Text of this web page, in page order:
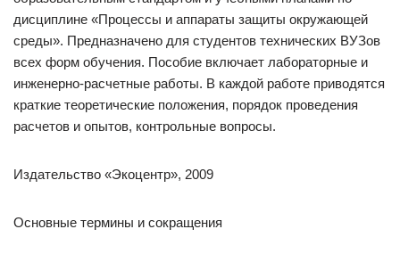
дисциплине «Процессы и аппараты защиты окружающей
среды». Предназначено для студентов технических ВУЗов
всех форм обучения. Пособие включает лабораторные и
инженерно-расчетные работы. В каждой работе приводятся
краткие теоретические положения, порядок проведения
расчетов и опытов, контрольные вопросы.
Издательство «Экоцентр», 2009
Основные термины и сокращения